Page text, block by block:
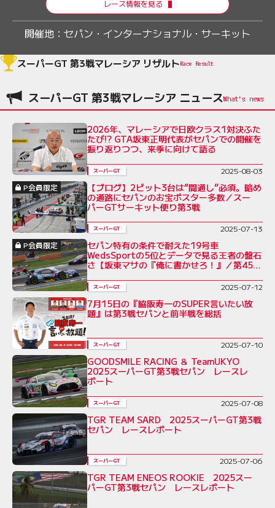
レース情報を見る
開催地： セパン・インターナショナル・サーキット
スーパーGT 第3戦マレーシア リザルトRace Result
スーパーGT 第3戦マレーシア ニュース
2026年、マレーシアで日欧クラス1対決ふた
たび!? GTA坂東正明代表がセパンでの開催を
振り返りつつ、来季に向けて語る
スーパーGT
2025-08-03
P会員限定
【ブログ】2ピット3台は“間通し”必須。暗め
の通路にセパンのお宝ポスター多数／スー
パーGTサーキット便り第3戦
スーパーGT
2025-07-13
P会員限定
セパン特有の条件で耐えた19号車
WedsSportの5位とデータで見る王者の盤石
さ【坂東マサの『俺に書かせろ！』／第45
スーパーGT 2025-07-12
7月15日の『脇阪寿一のSUPER言いたい放
題』は第3戦セパンと前半戦を総括
スーパーGT 2025-07-10
GOODSMILE RACING ＆ TeamUKYO
2025スーパーGT第3戦セパン レースレ
ポート
スーパーGT 2025-07-08
TGR TEAM SARD 2025スーパーGT第3戦
セパン レースレポート
スーパーGT 2025-07-06
TGR TEAM ENEOS ROOKIE 2025スー
パーGT第3戦セパン レースレポート